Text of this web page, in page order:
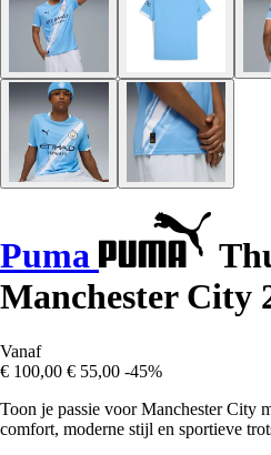
Puma
Manchester City
Vanaf
€ 100,00 € 55,00 -45%
Toon je passie voor Manchester City
comfort, moderne stijl en sportieve